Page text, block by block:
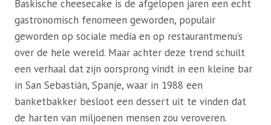
Baskische cheesecake is de afgelopen jaren een echt
gastronomisch fenomeen geworden, populair
geworden op sociale media en op restaurantmenu’s
over de hele wereld. Maar achter deze trend schuilt
een verhaal dat zijn oorsprong vindt in een kleine bar
in San Sebastián, Spanje, waar in 1988 een
banketbakker besloot een dessert uit te vinden dat
de harten van miljoenen mensen zou veroveren.